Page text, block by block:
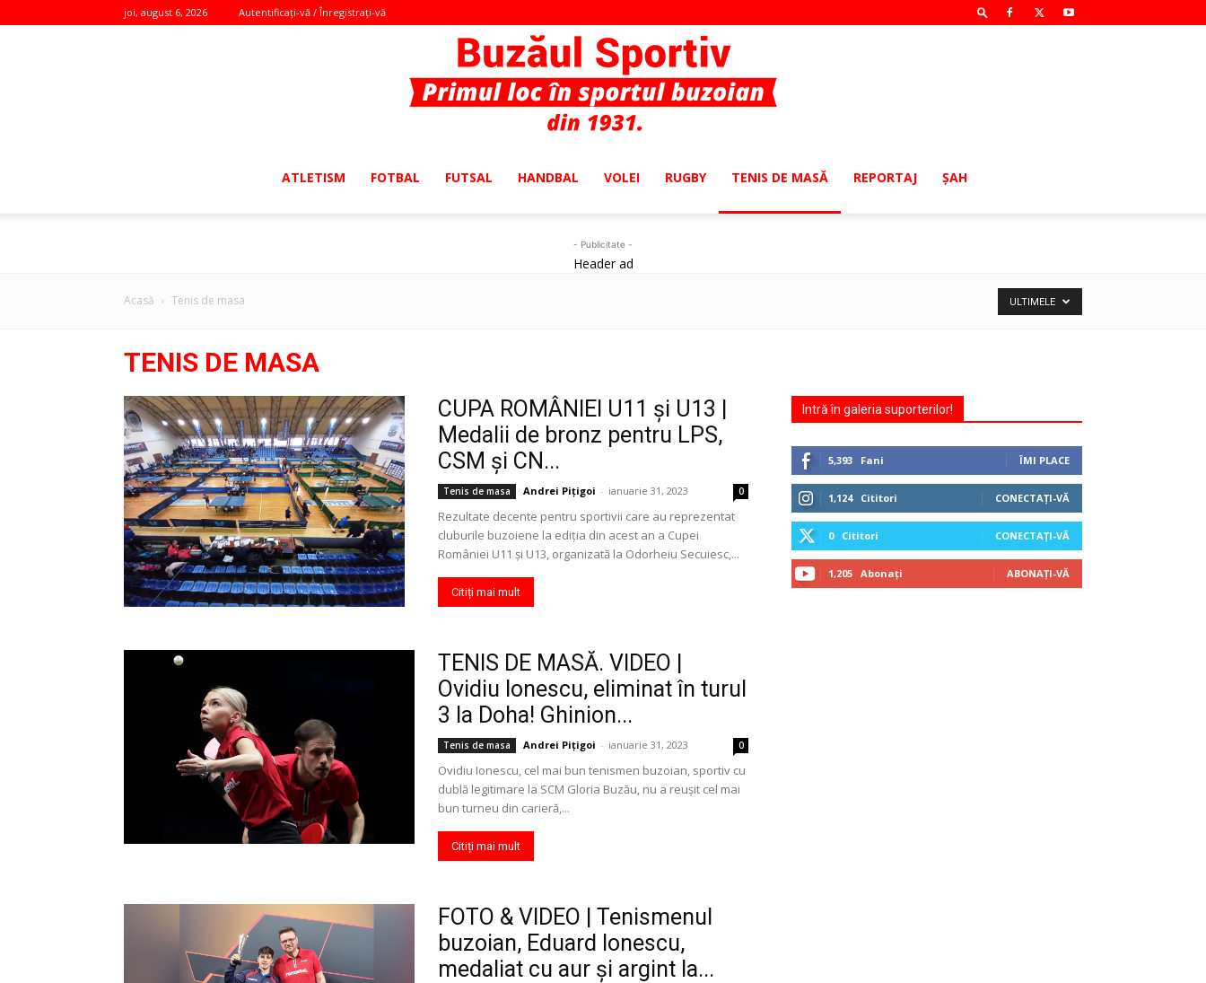
joi, august 6, 2026 Autentificați-vă / Înregistrați-vă
ATLETISM FOTBAL FUTSAL HANDBAL VOLEI RUGBY TENIS DE MASĂ REPORTAJ ŞAH
- Publicitate -
Header ad
Acasă Tenis de masa ULTIMELE
TENIS DE MASA
CUPA ROMÂNIEI U11 şi U13 |
Medalii de bronz pentru LPS,
CSM şi CN...
Tenis de masa Andrei Pițigoi - ianuarie 31, 2023 0
Rezultate decente pentru sportivii care au reprezentat
cluburile buzoiene la ediţia din acest an a Cupei
României U11 şi U13, organizată la Odorheiu Secuiesc,...
Citiți mai mult
TENIS DE MASĂ. VIDEO |
Ovidiu Ionescu, eliminat în turul
3 la Doha! Ghinion...
Tenis de masa Andrei Pițigoi - ianuarie 31, 2023 0
Ovidiu Ionescu, cel mai bun tenismen buzoian, sportiv cu
dublă legitimare la SCM Gloria Buzău, nu a reuşit cel mai
bun turneu din carieră,...
Citiți mai mult
FOTO & VIDEO | Tenismenul
buzoian, Eduard Ionescu,
medaliat cu aur şi argint la...
Intră în galeria suporterilor!
5,393 Fani ÎMI PLACE
1,124 Cititori CONECTAȚI-VĂ
0 Cititori CONECTAȚI-VĂ
1,205 Abonați ABONAȚI-VĂ